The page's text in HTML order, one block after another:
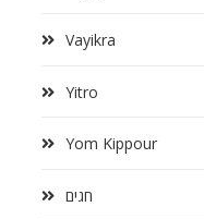
Vayikra
Yitro
Yom Kippour
חגים